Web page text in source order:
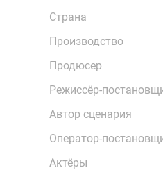
Страна
Производство
Продюсер
Режиссёр-
Автор сценария
Оператор-
Актёры